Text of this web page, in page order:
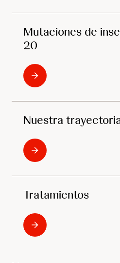
Mutaciones de
20
Nuestra
Tratamientos